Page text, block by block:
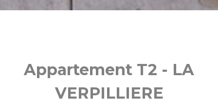
Appartement T2 - LA
VERPILLIERE